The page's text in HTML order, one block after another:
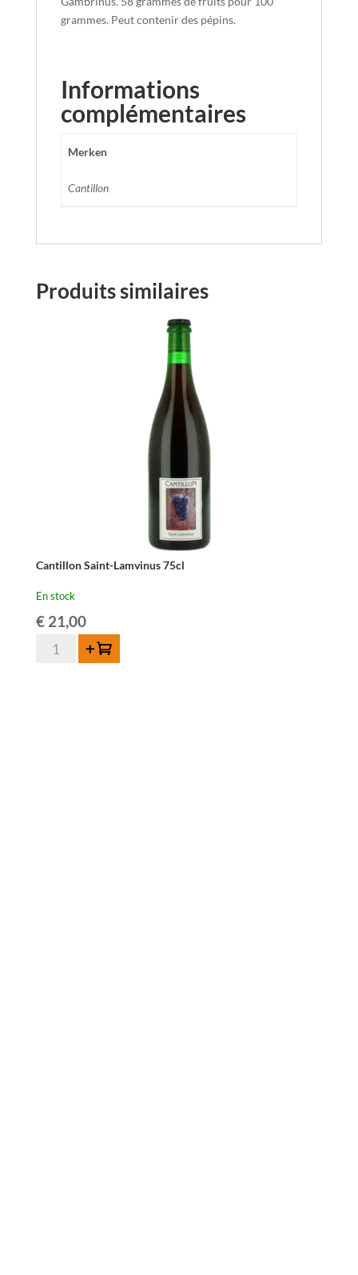
grammes. Peut contenir des pépins.
Informations
complémentaires
Merken
Cantillon
Produits similaires
Cantillon Saint-Lamvinus 75cl
En stock
€21,00
quantité
Ajouter au panier